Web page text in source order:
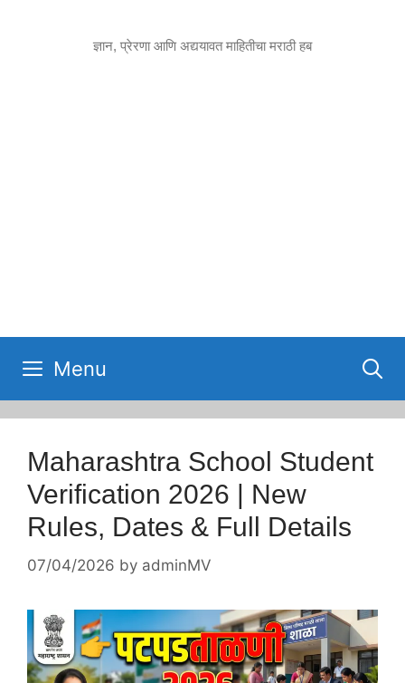
ज्ञान, प्रेरणा आणि अद्ययावत माहितीचा मराठी हब
Menu
Maharashtra School Student
Verification 2026 | New
Rules, Dates & Full Details
07/04/2026 by adminMV